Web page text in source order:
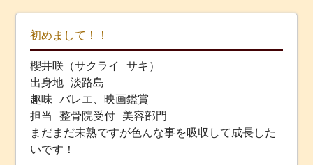
初めまして！！
櫻井咲（サクライ サキ）
出身地 淡路島
趣味 バレエ、映画鑑賞
担当 整骨院受付 美容部門
まだまだ未熟ですが色んな事を吸収して成長した
いです！